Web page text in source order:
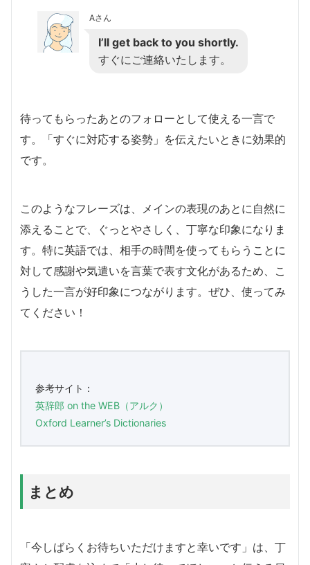
Aさん
I’ll get back to you shortly.
すぐにご連絡いたします。
待ってもらったあとのフォローとして使える一言で
す。「すぐに対応する姿勢」を伝えたいときに効果的
です。
このようなフレーズは、メインの表現のあとに自然に
添えることで、ぐっとやさしく、丁寧な印象になりま
す。特に英語では、相手の時間を使ってもらうことに
対して感謝や気遣いを言葉で表す文化があるため、こ
うした一言が好印象につながります。ぜひ、使ってみ
てください！
参考サイト：
英辞郎 on the WEB（アルク）
Oxford Learner’s Dictionaries
まとめ
「今しばらくお待ちいただけますと幸いです」は、丁